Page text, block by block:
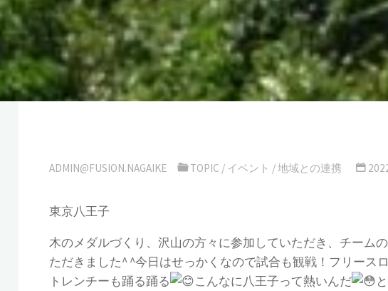
ADMIN@FUSION.NAGAIKE TOPIC / イベント /地域との連携
東京八王子
木のメダルづくり、沢山の方々に参加していただき、チー
ただきました^ ^今日はせっかくなので試合も観戦！フリー
トレンチーも踊る踊る
こんなに八王子って熱いんだ